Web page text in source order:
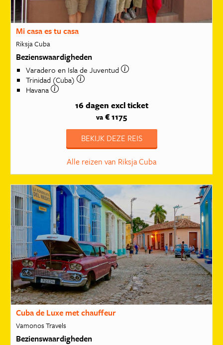
Mi casa es tu casa
Riksja Cuba
Bezienswaardigheden
Varadero en Isla de Juventud
Trinidad (Cuba)
Havana
16 dagen excl ticket
va € 1175
BEKIJK DEZE REIS
Alle reizen van Riksja Cuba
Cuba de Luxe met chauffeur
Vamonos Travels
Bezienswaardigheden